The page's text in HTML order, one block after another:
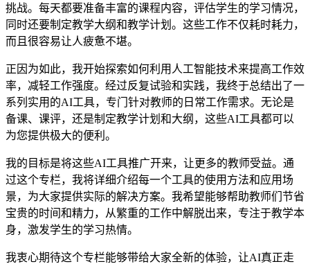
挑战。每天都要准备丰富的课程内容，评估学生的学习情况，
同时还要制定教学大纲和教学计划。这些工作不仅耗时耗力，
而且很容易让人疲惫不堪。
正因为如此，我开始探索如何利用人工智能技术来提高工作效
率，减轻工作强度。经过反复试验和实践，我终于总结出了一
系列实用的AI工具，专门针对教师的日常工作需求。无论是
备课、课评，还是制定教学计划和大纲，这些AI工具都可以
为您提供极大的便利。
我的目标是将这些AI工具推广开来，让更多的教师受益。通
过这个专栏，我将详细介绍每一个工具的使用方法和应用场
景，为大家提供实际的解决方案。我希望能够帮助教师们节省
宝贵的时间和精力，从繁重的工作中解脱出来，专注于教学本
身，激发学生的学习热情。
我衷心期待这个专栏能够带给大家全新的体验，让AI真正走